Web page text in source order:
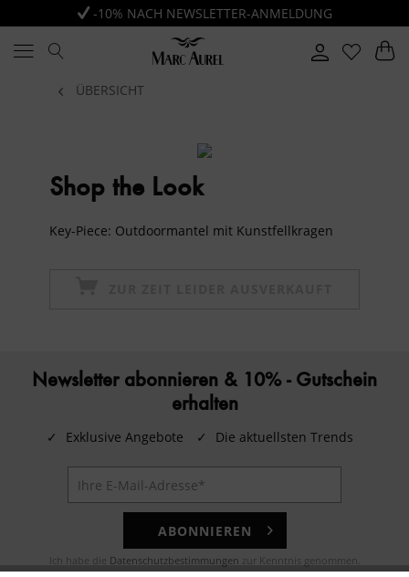
-10% NACH NEWSLETTER-ANMELDUNG
ÜBERSICHT
Shop the Look
Key-Piece: Outdoormantel mit Kunstfellkragen
Newsletter abonnieren & 10% - Gutschein
erhalten
✓ Exklusive Angebote ✓ Die aktuellsten Trends
ABONNIEREN
Ich habe die Datenschutzbestimmungen zur Kenntnis genommen.